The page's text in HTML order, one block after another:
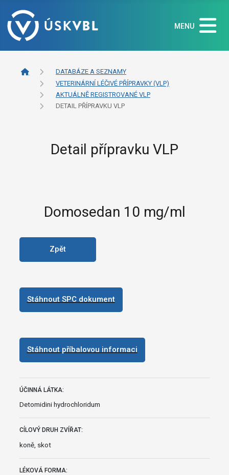
MENU
DATABÁZE A SEZNAMY
VETERINÁRNÍ LÉČIVÉ PŘÍPRAVKY (VLP)
AKTUÁLNĚ REGISTROVANÉ VLP
DETAIL PŘÍPRAVKU VLP
Detail přípravku VLP
Domosedan 10 mg/ml
Zpět
Stáhnout SPC dokument
Stáhnout příbalovou informaci
ÚČINNÁ LÁTKA:
Detomidini hydrochloridum
CÍLOVÝ DRUH ZVÍŘAT:
koně, skot
LÉKOVÁ FORMA: